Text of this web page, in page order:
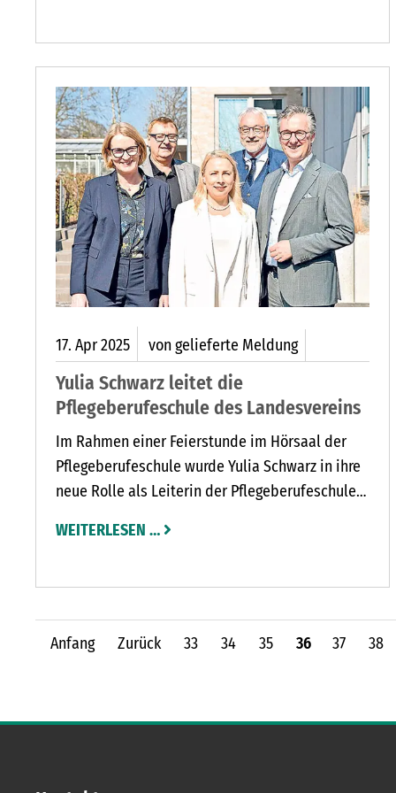
CinePlanet 5 in der Oldesloer Straße 34.
17. Apr2025 von gelieferte Meldung
Yulia Schwarz leitet die
Pflegeberufeschule des Landesvereins
Im Rahmen einer Feierstunde im Hörsaal der
Pflegeberufeschule wurde Yulia Schwarz in ihre
neue Rolle als Leiterin der Pflegeberufeschule
WEITERLESEN …
Anfang Zurück 33 34 35 36 37 38